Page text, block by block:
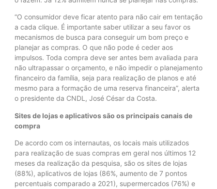
“O consumidor deve ficar atento para não cair em tentação
a cada clique. É importante saber utilizar a seu favor os
mecanismos de busca para conseguir um bom preço e
planejar as compras. O que não pode é ceder aos
impulsos. Toda compra deve ser antes bem avaliada para
não ultrapassar o orçamento, e não impedir o planejamento
financeiro da família, seja para realização de planos e até
mesmo para a formação de uma reserva financeira”, alerta
o presidente da CNDL, José César da Costa.
Sites de lojas e aplicativos são os principais canais de
compra
De acordo com os internautas, os locais mais utilizados
para realização de suas compras em geral nos últimos 12
meses da realização da pesquisa, são os sites de lojas
(88%), aplicativos de lojas (86%, aumento de 7 pontos
percentuais comparado a 2021), supermercados (76%) e